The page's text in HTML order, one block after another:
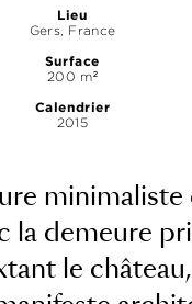
Lieu
Gers, France
Surface
200 m²
Calendrier
2015
la demeure
le